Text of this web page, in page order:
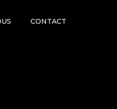
CONTACT